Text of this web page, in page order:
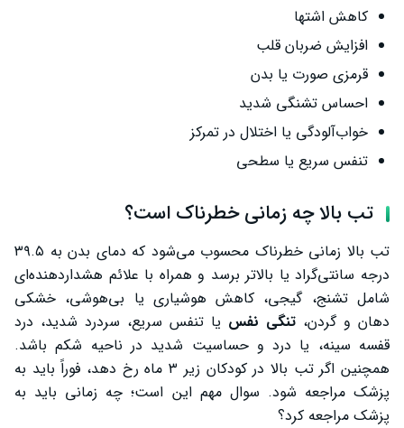
کاهش اشتها
افزایش ضربان قلب
قرمزی صورت یا بدن
احساس تشنگی شدید
خواب‌آلودگی یا اختلال در تمرکز
تنفس سریع یا سطحی
تب بالا چه زمانی خطرناک است؟
تب بالا زمانی خطرناک محسوب می‌شود که دمای بدن به ۳۹.۵
درجه سانتی‌گراد یا بالاتر برسد و همراه با علائم هشداردهنده‌ای
شامل تشنج، گیجی، کاهش هوشیاری یا بی‌هوشی، خشکی
دهان و گردن، تنگی نفس یا تنفس سریع، سردرد شدید، درد
قفسه سینه، یا درد و حساسیت شدید در ناحیه شکم باشد.
همچنین اگر تب بالا در کودکان زیر ۳ ماه رخ دهد، فوراً باید به
پزشک مراجعه شود. سوال مهم این است؛ چه زمانی باید به
پزشک مراجعه کرد؟